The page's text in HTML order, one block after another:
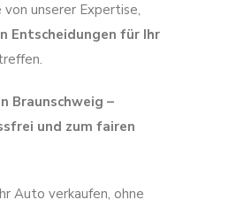
unserer Expertise,
Entscheidungen für Ihr
Braunschweig –
und zum fairen
Auto verkaufen, ohne